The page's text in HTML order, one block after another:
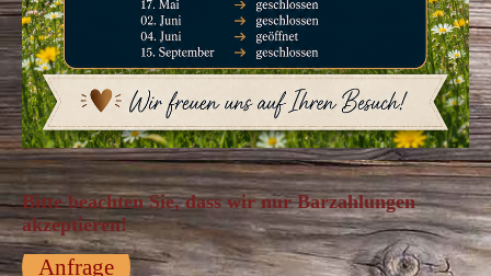
Bitte beachten Sie, dass wir nur Barzahlungen
akzeptieren!
Anfrage